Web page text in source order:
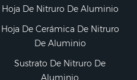
Hoja De Nitruro De Aluminio
Hoja De Cerámica De Nitruro
De Aluminio
Sustrato De Nitruro De
Aluminio